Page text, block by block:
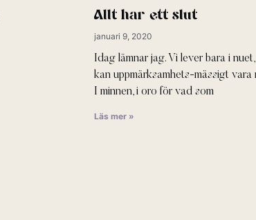
Allt har ett slut
januari 9, 2020
Idag lämnar jag. Vi lever bara i
kan uppmärksamhets-mässigt vara
I minnen, i oro för vad som
Läs mer »